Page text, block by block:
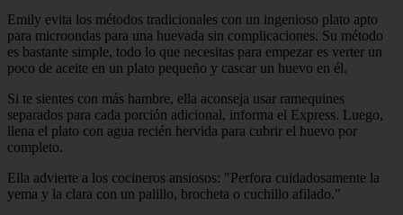
Emily evita los métodos tradicionales con un ingenioso plato apto
para microondas para una huevada sin complicaciones. Su método
es bastante simple, todo lo que necesitas para empezar es verter un
poco de aceite en un plato pequeño y cascar un huevo en él.
Si te sientes con más hambre, ella aconseja usar ramequines
separados para cada porción adicional, informa el Express. Luego,
llena el plato con agua recién hervida para cubrir el huevo por
completo.
Ella advierte a los cocineros ansiosos: "Perfora cuidadosamente la
yema y la clara con un palillo, brocheta o cuchillo afilado."